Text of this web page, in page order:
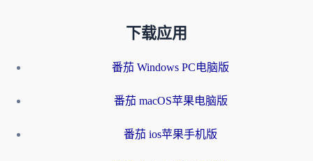
下载应用
番茄 Windows PC电脑版
番茄 macOS苹果电脑版
番茄 ios苹果手机版